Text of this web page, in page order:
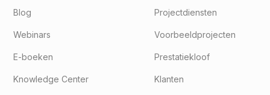
Blog
Webinars
E-boeken
Knowledge Center
Projectdiensten
Voorbeeldprojecten
Prestatiekloof
Klanten